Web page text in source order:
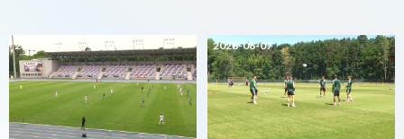
2026-08-07 2026-08-07